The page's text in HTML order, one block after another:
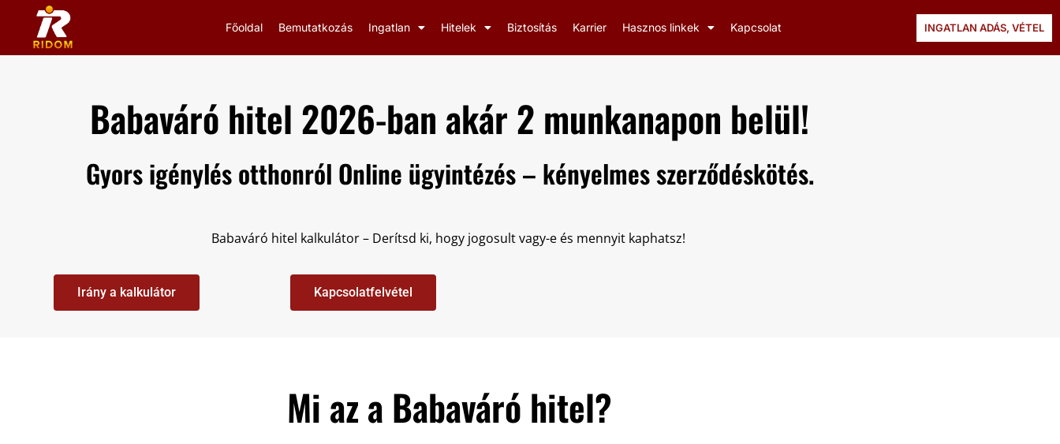
Főoldal Bemutatkozás Ingatlan Hitelek Biztosítás Karrier Hasznos linkek Kapcsolat INGATLAN ADÁS, VÉTEL
Babaváró hitel 2026-ban akár 2 munkanapon belül!
Gyors igénylés otthonról Online ügyintézés – kényelmes szerződéskötés.
Babaváró hitel kalkulátor – Derítsd ki, hogy jogosult vagy-e és mennyit kaphatsz!
Irány a kalkulátor Kapcsolatfelvétel
Mi az a Babaváró hitel?